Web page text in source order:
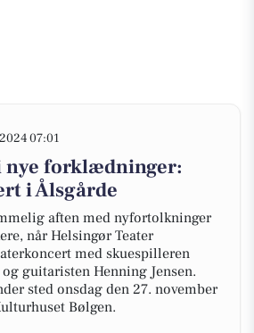
07:01
nye forklædninger:
i Ålsgårde
aften med nyfortolkninger
når Helsingør Teater
med skuespilleren
guitaristen Henning Jensen.
sted onsdag den 27. november
Bølgen.